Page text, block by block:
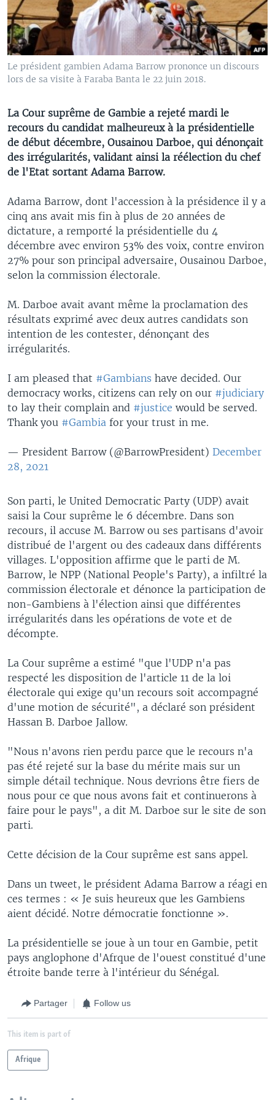
Le président gambien Adama Barrow prononce un discours
lors de sa visite à Faraba Banta le 22 juin 2018.
La Cour suprême de Gambie a rejeté mardi le
recours du candidat malheureux à la présidentielle
de début décembre, Ousainou Darboe, qui dénonçait
des irrégularités, validant ainsi la réélection du chef
de l'Etat sortant Adama Barrow.
Adama Barrow, dont l'accession à la présidence il y a
cinq ans avait mis fin à plus de 20 années de
dictature, a remporté la présidentielle du 4
décembre avec environ 53% des voix, contre environ
27% pour son principal adversaire, Ousainou Darboe,
selon la commission électorale.
M. Darboe avait avant même la proclamation des
résultats exprimé avec deux autres candidats son
intention de les contester, dénonçant des
irrégularités.
I am pleased that #Gambians have decided. Our
democracy works, citizens can rely on our #judiciary
to lay their complain and #justice would be served.
Thank you #Gambia for your trust in me.
— President Barrow (@BarrowPresident) December
28, 2021
Son parti, le United Democratic Party (UDP) avait
saisi la Cour suprême le 6 décembre. Dans son
recours, il accuse M. Barrow ou ses partisans d'avoir
distribué de l'argent ou des cadeaux dans différents
villages. L'opposition affirme que le parti de M.
Barrow, le NPP (National People's Party), a infiltré la
commission électorale et dénonce la participation de
non-Gambiens à l'élection ainsi que différentes
irrégularités dans les opérations de vote et de
décompte.
La Cour suprême a estimé "que l'UDP n'a pas
respecté les disposition de l'article 11 de la loi
électorale qui exige qu'un recours soit accompagné
d'une motion de sécurité", a déclaré son président
Hassan B. Darboe Jallow.
"Nous n'avons rien perdu parce que le recours n'a
pas été rejeté sur la base du mérite mais sur un
simple détail technique. Nous devrions être fiers de
nous pour ce que nous avons fait et continuerons à
faire pour le pays", a dit M. Darboe sur le site de son
parti.
Cette décision de la Cour suprême est sans appel.
Dans un tweet, le président Adama Barrow a réagi en
ces termes : « Je suis heureux que les Gambiens
aient décidé. Notre démocratie fonctionne ».
La présidentielle se joue à un tour en Gambie, petit
pays anglophone d'Afrque de l'ouest constitué d'une
étroite bande terre à l'intérieur du Sénégal.
Partager Follow us
This item is part of
Afrique